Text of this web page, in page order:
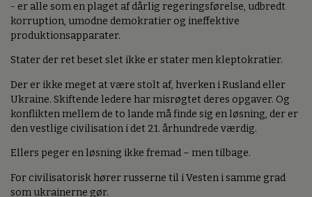
- er alle som en plaget af dårlig regeringsførelse, udbredt
korruption, umodne demokratier og ineffektive
produktionsapparater.
Stater der ret beset slet ikke er stater men kleptokratier.
Der er ikke meget at være stolt af, hverken i Rusland eller
Ukraine. Skiftende ledere har misrøgtet deres opgaver. Og
konflikten mellem de to lande må finde sig en løsning, der er
den vestlige civilisation i det 21. århundrede værdig.
Ellers peger en løsning ikke fremad – men tilbage.
For civilisatorisk hører russerne til i Vesten i samme grad
som ukrainerne gør.